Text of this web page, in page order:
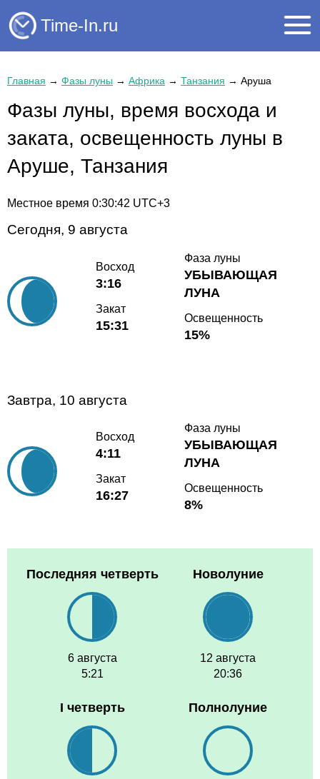
Time-In.ru
Главная → Фазы луны → Африка → Танзания → Аруша
Фазы луны, время восхода и
заката, освещенность луны в
Аруше, Танзания
Местное время 0:30:42 UTC+3
Сегодня, 9 августа
Восход
3:16
Закат
15:31
Фаза луны
УБЫВАЮЩАЯ
ЛУНА
Освещенность
15%
Завтра, 10 августа
Восход
4:11
Закат
16:27
Фаза луны
УБЫВАЮЩАЯ
ЛУНА
Освещенность
8%
Последняя четверть
6 августа
5:21
Новолуние
12 августа
20:36
I четверть Полнолуние